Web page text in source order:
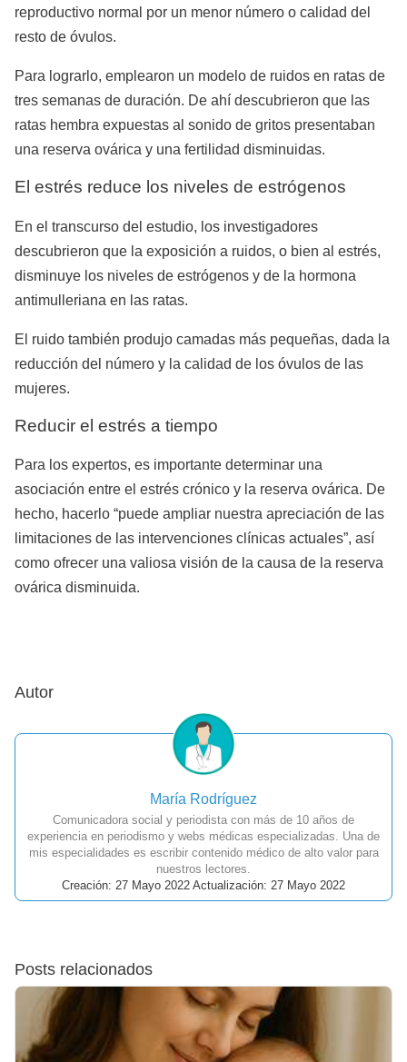
reproductivo normal por un menor número o calidad del
resto de óvulos.
Para lograrlo, emplearon un modelo de ruidos en ratas de
tres semanas de duración. De ahí descubrieron que las
ratas hembra expuestas al sonido de gritos presentaban
una reserva ovárica y una fertilidad disminuidas.
El estrés reduce los niveles de estrógenos
En el transcurso del estudio, los investigadores
descubrieron que la exposición a ruidos, o bien al estrés,
disminuye los niveles de estrógenos y de la hormona
antimulleriana en las ratas.
El ruido también produjo camadas más pequeñas, dada la
reducción del número y la calidad de los óvulos de las
mujeres.
Reducir el estrés a tiempo
Para los expertos, es importante determinar una
asociación entre el estrés crónico y la reserva ovárica. De
hecho, hacerlo “puede ampliar nuestra apreciación de las
limitaciones de las intervenciones clínicas actuales”, así
como ofrecer una valiosa visión de la causa de la reserva
ovárica disminuida.
Autor
María Rodríguez
Comunicadora social y periodista con más de 10 años de
experiencia en periodismo y webs médicas especializadas. Una de
mis especialidades es escribir contenido médico de alto valor para
nuestros lectores.
Creación: 27 Mayo 2022 Actualización: 27 Mayo 2022
Posts relacionados